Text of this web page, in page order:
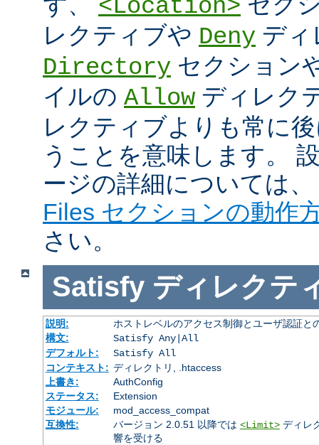
<Location>
レクティブや Deny ディ
Directory セクション
イルの Allow ディレク
レクティブよりも常に
うことを意味します。
ージの詳細については
Files セクションの動作
さい。
Satisfy ディレクテ
説明:
ホストレベルのアクセス制御とユーザ認証と
構文:
Satisfy Any|All
デフォルト:
Satisfy All
コンテキスト: ディレクトリ, .htaccess
上書き:
AuthConfig
ステータス:
Extension
モジュール:
mod_access_compat
互換性:
バージョン 2.0.51 以降では <Limit>ディレ
響を受ける